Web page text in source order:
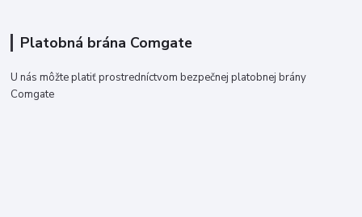
Platobná brána Comgate
U nás môžte platiť prostredníctvom bezpečnej platobnej brány
Comgate